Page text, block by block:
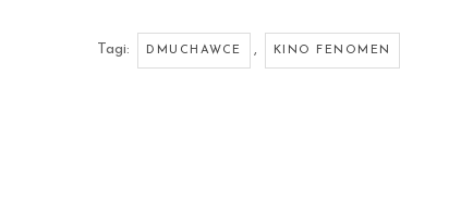
Tagi: DMUCHAWCE , KINO FENOMEN